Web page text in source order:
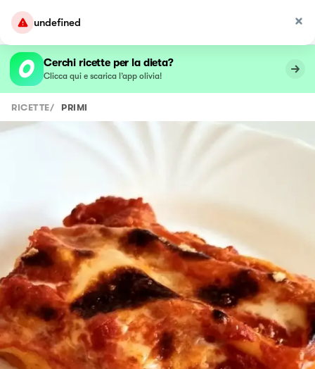
undefined
Cerchi ricette per la dieta?
Clicca qui e scarica l’app olivia!
RICETTE/ PRIMI